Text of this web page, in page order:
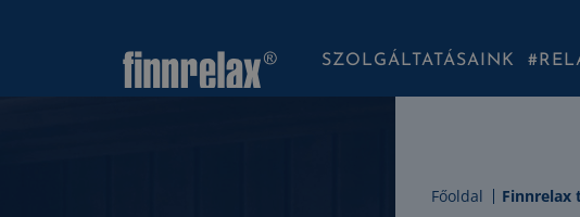
SZOLGÁLTATÁSAINK
Főoldal Finnrelax